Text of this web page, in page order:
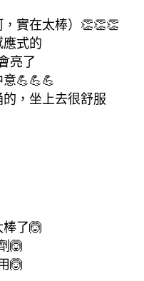
實在太棒） 👏👏👏
應式的
亮了
意💪💪💪
，坐上去很舒服
了🙆
🙆
🙆